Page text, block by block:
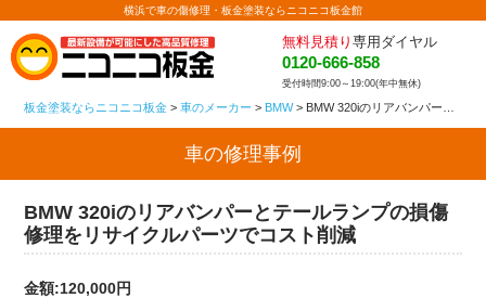
横浜で車の傷修理・板金塗装ならニコニコ板金館
無料見積り 専用ダイヤル
0120-666-858
受付時間9:00～19:00(年中無休)
板金塗装ならニコニコ板金 >車のメーカー > BMW> BMW 320iのリアバンパーとテールランプの損傷修理をリサイクルパーツでコスト削減
車の修理事例
BMW 320iのリアバンパーとテールランプの損傷
修理をリサイクルパーツでコスト削減
金額:120,000円